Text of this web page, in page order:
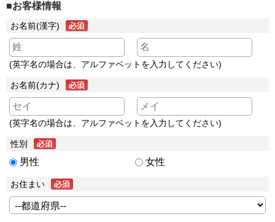
■お客様情報
お名前(漢字)
(英字名の場合は、アルファベットを入力してください)
お名前(カナ)
(英字名の場合は、アルファベットを入力してください)
性別
男性 女性
お住まい